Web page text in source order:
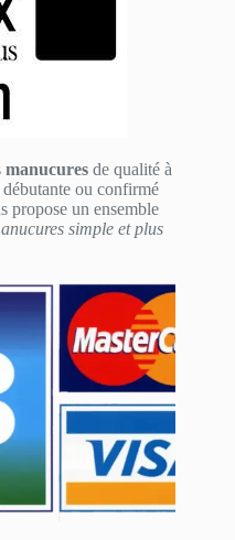
manucures de qualité à
ou confirmé
propose un ensemble
simple et plus